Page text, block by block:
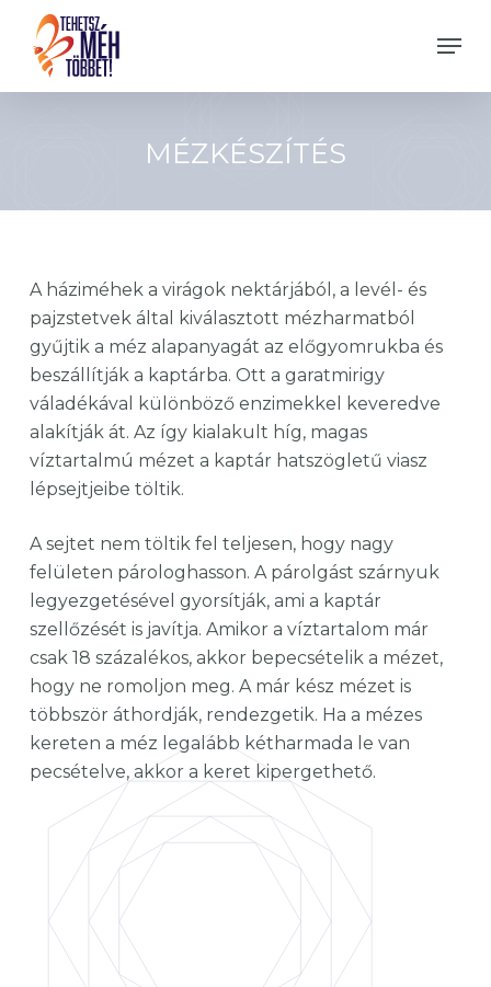
main
content
MÉZKÉSZÍTÉS
A háziméhek a virágok nektárjából, a levél- és
pajzstetvek által kiválasztott mézharmatból
gyűjtik a méz alapanyagát az előgyomrukba és
beszállítják a kaptárba. Ott a garatmirigy
váladékával különböző enzimekkel keveredve
alakítják át. Az így kialakult híg, magas
víztartalmú mézet a kaptár hatszögletű viasz
lépsejtjeibe töltik.
A sejtet nem töltik fel teljesen, hogy nagy
felületen párologhasson. A párolgást szárnyuk
legyezgetésével gyorsítják, ami a kaptár
szellőzését is javítja. Amikor a víztartalom már
csak 18 százalékos, akkor bepecsételik a mézet,
hogy ne romoljon meg. A már kész mézet is
többször áthordják, rendezgetik. Ha a mézes
kereten a méz legalább kétharmada le van
pecsételve, akkor a keret kipergethető.
Menu